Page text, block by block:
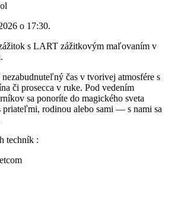
o 17:30.
s LART zážitkovým maľovaním v
čas v tvorivej atmosfére s
či prosecca v ruke. Pod vedením
sa ponoríte do magického sveta
priateľmi, rodinou alebo sami — s nami sa
techník :